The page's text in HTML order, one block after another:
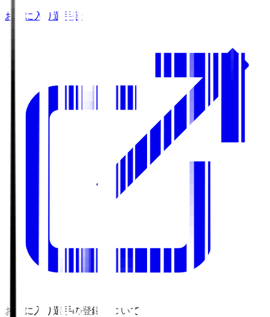
お気に入り選手登録
お気に入り選手の登録について